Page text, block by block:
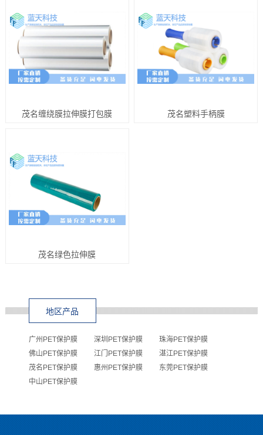
茂名缠绕膜拉伸膜打包膜 茂名塑料手柄膜
茂名绿色拉伸膜
地区产品
广州PET保护膜 深圳PET保护膜
珠海PET保护膜
佛山PET保护膜
江门PET保护膜
湛江PET保护膜
茂名PET保护膜
惠州PET保护膜
东莞PET保护膜
中山PET保护膜